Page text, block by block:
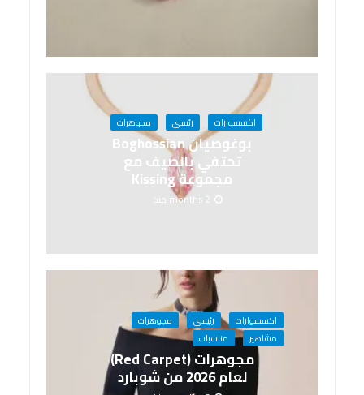
اكسسوارات رئيسى مجوهرات
بوغوصيان Boghossian
تحتفي بالصيف مع
مجموعة Kissing
2 months منذ
اكسسوارات رئيسى
مجوهرات
مشاهير
مناسبات
مجوهرات (Red Carpet)
لعام 2026 من شوبارد